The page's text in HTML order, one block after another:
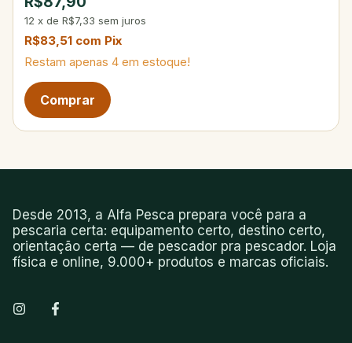
12 x de R$7,33 sem juros
R$83,51 com Pix
Restam apenas 4 em estoque!
Desde 2013, a Alfa Pesca prepara você para a
pescaria certa: equipamento certo, destino certo,
orientação certa — de pescador pra pescador. Loja
física e online, 9.000+ produtos e marcas oficiais.